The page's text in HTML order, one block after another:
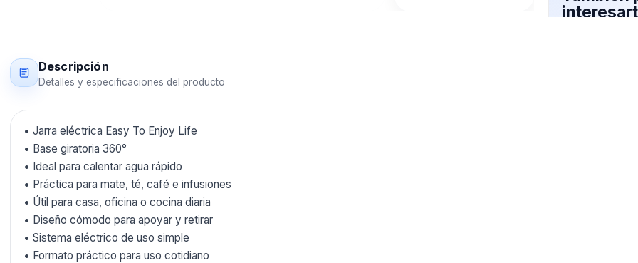
Descripción
Detalles y especificaciones del producto
• Jarra eléctrica Easy To Enjoy Life
• Base giratoria 360°
• Ideal para calentar agua rápido
• Práctica para mate, té, café e infusiones
• Útil para casa, oficina o cocina diaria
• Diseño cómodo para apoyar y retirar
• Sistema eléctrico de uso simple
• Formato práctico para uso cotidiano